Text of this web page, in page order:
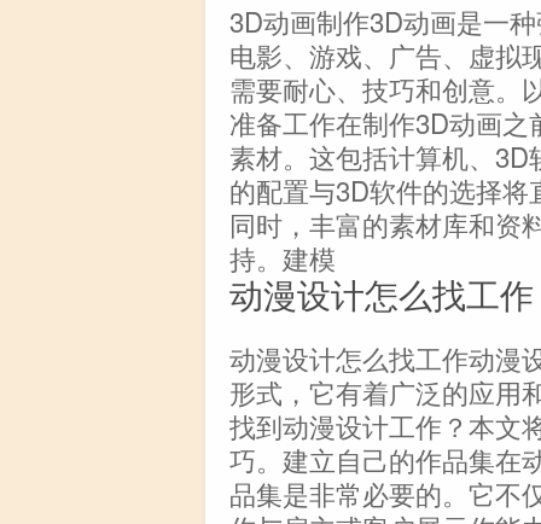
3D动画制作3D动画是一
电影、游戏、广告、虚拟
需要耐心、技巧和创意。
准备工作在制作3D动画
素材。这包括计算机、
的配置与3D软件的选择
同时，丰富的素材库和资
持。建模
动漫设计怎么找工作
动漫设计怎么找工作动漫
形式，它有着广泛的应用
找到动漫设计工作？本文
巧。建立自己的作品集在
品集是非常必要的。它不